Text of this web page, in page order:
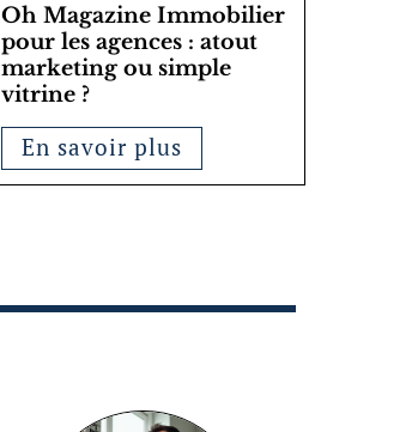
Oh Magazine Immobilier
pour les agences : atout
marketing ou simple
vitrine ?
En savoir plus